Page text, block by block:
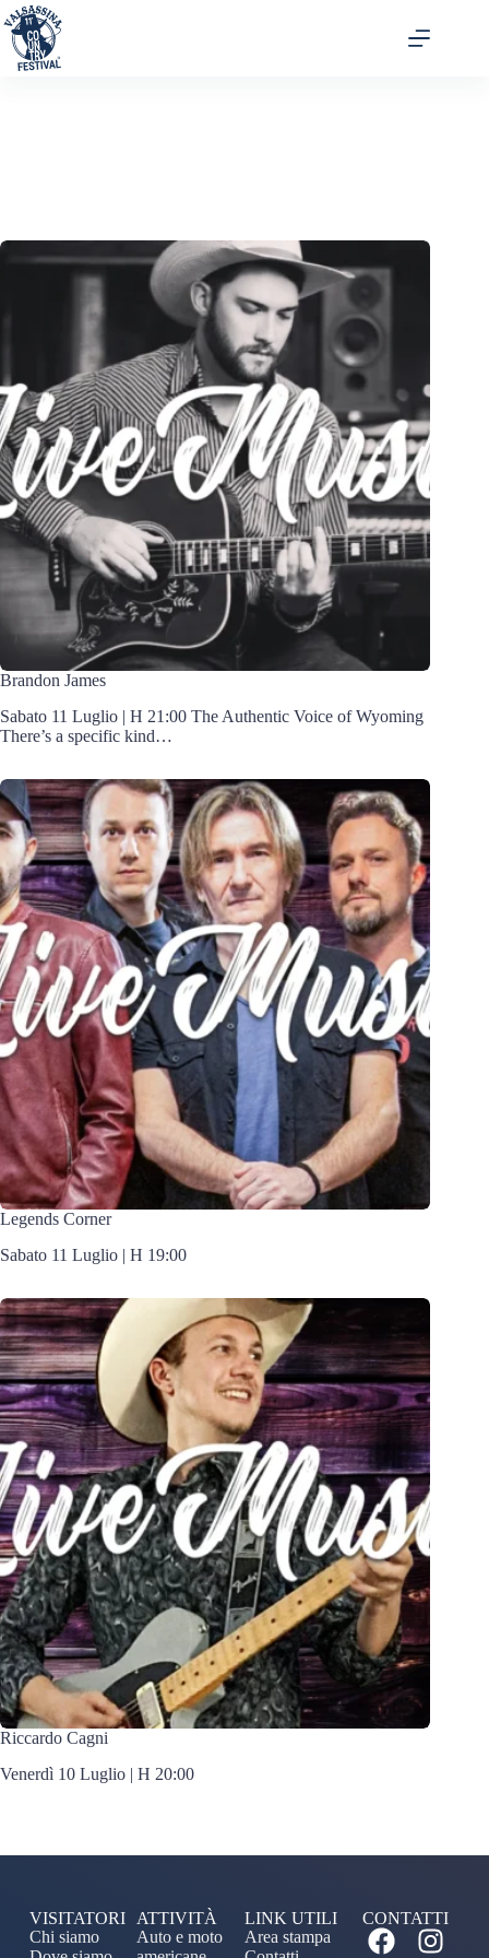
Brandon James
Sabato 11 Luglio | H 21:00 The Authentic Voice of Wyoming
There’s a specific kind…
Legends Corner
Sabato 11 Luglio | H 19:00
Riccardo Cagni
Venerdì 10 Luglio | H 20:00
VISITATORI
Chi siamo
ATTIVITÀ
Auto e moto
LINK UTILI
Area stampa
CONTATTI